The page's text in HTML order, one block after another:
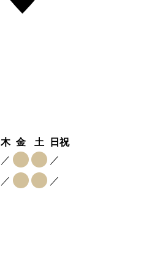
木 金 土
日祝
／
／
／ ／